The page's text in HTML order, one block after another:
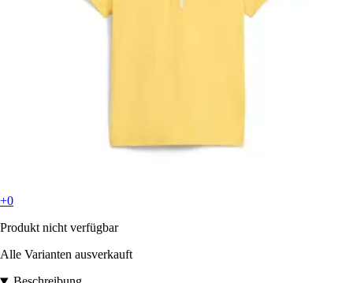
+0
Produkt nicht verfügbar
Alle Varianten ausverkauft